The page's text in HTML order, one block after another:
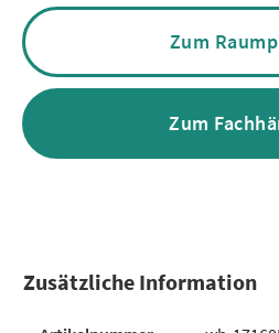
Zum
Zum
Zusätzliche Information